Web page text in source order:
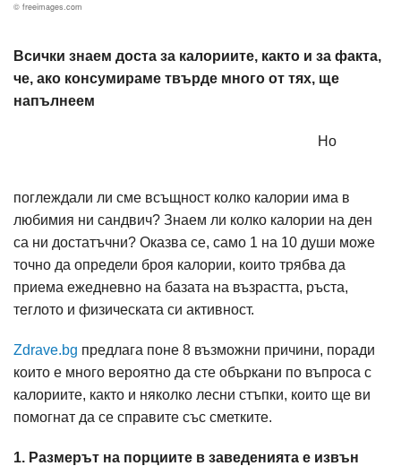
© freeimages.com
Всички знаем доста за калориите, както и за факта,
че, ако консумираме твърде много от тях, ще
напълнеем
Но
поглеждали ли сме всъщност колко калории има в
любимия ни сандвич? Знаем ли колко калории на ден
са ни достатъчни? Оказва се, само 1 на 10 души може
точно да определи броя калории, които трябва да
приема ежедневно на базата на възрастта, ръста,
теглото и физическата си активност.
Zdrave.bg предлага поне 8 възможни причини, поради
които е много вероятно да сте объркани по въпроса с
калориите, както и няколко лесни стъпки, които ще ви
помогнат да се справите със сметките.
1. Размерът на порциите в заведенията е извън